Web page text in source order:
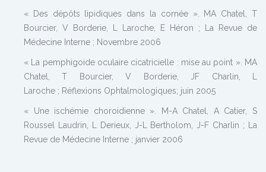
« Des dépôts lipidiques dans la cornée ». MA Chatel, T
Bourcier, V Borderie, L Laroche, E Héron ; La Revue de
Médecine Interne ; Novembre 2006
« La pemphigoide oculaire cicatricielle : mise au point ». MA
Chatel, T Bourcier, V Borderie, JF Charlin, L
Laroche ; Réflexions Ophtalmologiques; juin 2005
« Une ischémie choroidienne ». M-A Chatel, A Catier, S
Roussel Laudrin, L Derieux, J-L Bertholom, J-F Charlin ; La
Revue de Médecine Interne ; janvier 2006